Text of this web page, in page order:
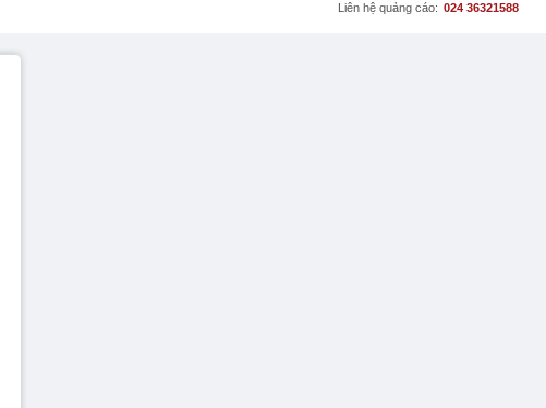
Liên hệ quảng cáo: 024 36321588